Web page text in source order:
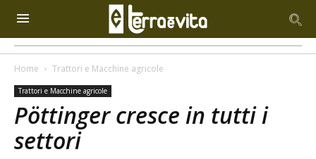
Home Trattori e Macchine agricole
Trattori e Macchine agricole
Pöttinger cresce in tutti i
settori